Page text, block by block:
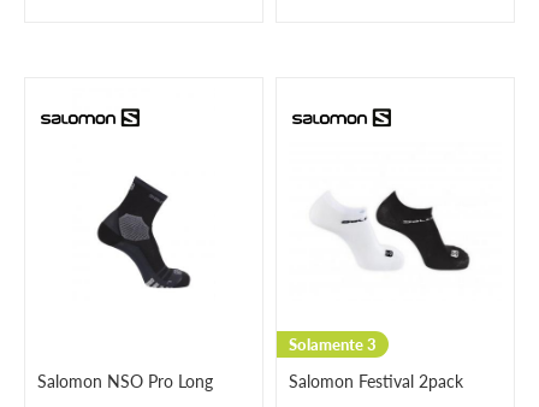
Salomon NSO Pro Long
Solamente 3
Salomon Festival 2pack